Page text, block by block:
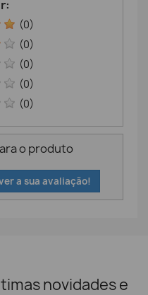
(0)
(0)
(0)
(0)
(0)
o produto
a sua avaliação!
novidades e